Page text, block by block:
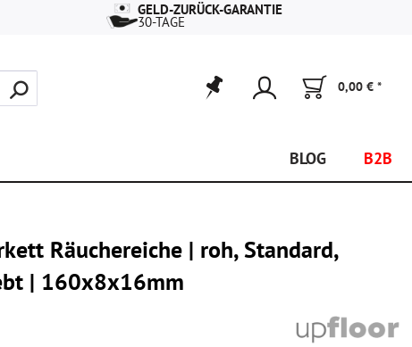
GELD-ZURÜCK-GARANTIE
30-TAGE
0,00 € *
BLOG B2B
Räuchereiche | roh, Standard,
| 160x8x16mm